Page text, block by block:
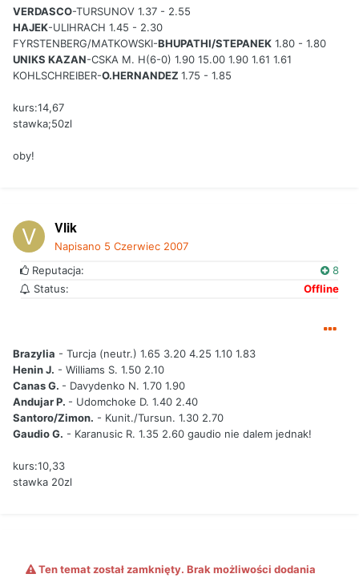
VERDASCO-TURSUNOV 1.37 - 2.55
HAJEK-ULIHRACH 1.45 - 2.30
FYRSTENBERG/MATKOWSKI-BHUPATHI/STEPANEK 1.80 - 1.80
UNIKS KAZAN-CSKA M. H(6-0) 1.90 15.00 1.90 1.61 1.61
KOHLSCHREIBER-O.HERNANDEZ 1.75 - 1.85
kurs:14,67
stawka;50zl
oby!
Vlik
Napisano 5 Czerwiec 2007
Reputacja:
8
Status:
Offline
Brazylia - Turcja (neutr.) 1.65 3.20 4.25 1.10 1.83
Henin J. - Williams S. 1.50 2.10
Canas G. - Davydenko N. 1.70 1.90
Andujar P. - Udomchoke D. 1.40 2.40
Santoro/Zimon. - Kunit./Tursun. 1.30 2.70
Gaudio G. - Karanusic R. 1.35 2.60 gaudio nie dalem jednak!
kurs:10,33
stawka 20zl
Ten temat został zamknięty. Brak możliwości dodania